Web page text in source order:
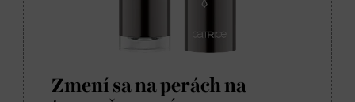
Zmení sa na perách na